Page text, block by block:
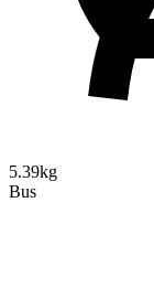
5.39kg
Bus